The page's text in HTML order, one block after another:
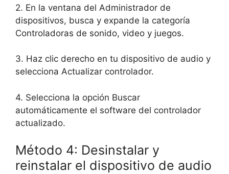
2. En la ventana del Administrador de
dispositivos, busca y expande la categoría
Controladoras de sonido, video y juegos.
3. Haz clic derecho en tu dispositivo de audio y
selecciona Actualizar controlador.
4. Selecciona la opción Buscar
automáticamente el software del controlador
actualizado.
Método 4: Desinstalar y
reinstalar el dispositivo de audio